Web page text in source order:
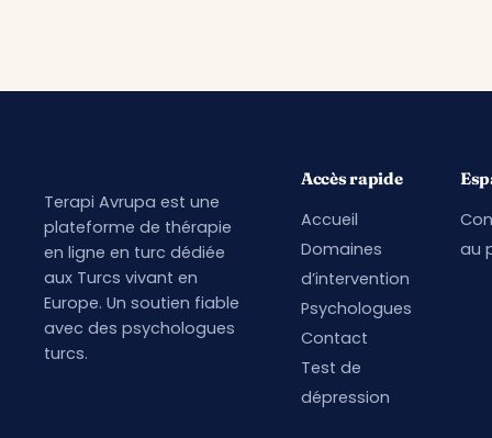
Terapi Avrupa est une
plateforme de thérapie
en ligne en turc dédiée
aux Turcs vivant en
Europe. Un soutien fiable
avec des psychologues
turcs.
Accès rapide
Accueil
Domaines
d’intervention
Psychologues
Contact
Test de
dépression
au